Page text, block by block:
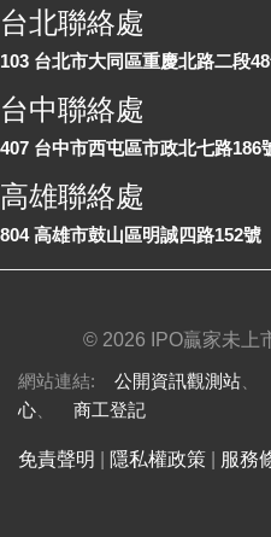
台北聯絡處
103 台北市大同區重慶北路二段
台中聯絡處
407 台中市西屯區市政北七路186
高雄聯絡處
804 高雄市鼓山區明誠四路152號
© 2026 IPO贏家未上
網站連結: 公開資訊觀測站
心
商工登記
免責聲明 隱私權政策 服務